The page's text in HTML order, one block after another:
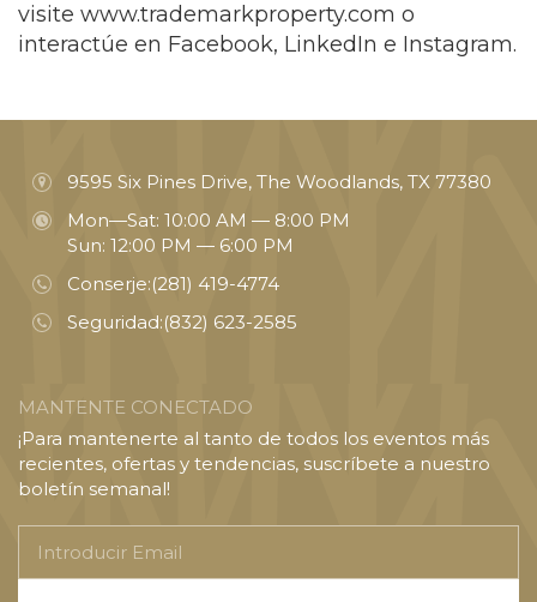
visite www.trademarkproperty.com o
interactúe en Facebook, LinkedIn e Instagram.
9595 Six Pines Drive, The Woodlands, TX 77380
Mon—Sat: 10:00 AM — 8:00 PM
Sun: 12:00 PM — 6:00 PM
Conserje:(281) 419-4774
Seguridad:(832) 623-2585
MANTENTE CONECTADO
¡Para mantenerte al tanto de todos los eventos más
recientes, ofertas y tendencias, suscríbete a nuestro
boletín semanal!
Email